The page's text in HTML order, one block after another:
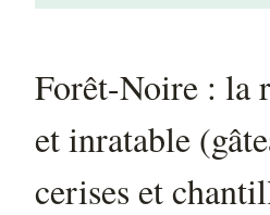
Forêt-Noire : la
et inratable
cerises et